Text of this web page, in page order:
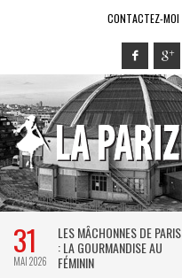
CONTACTEZ-MOI
31
MAI 2026
LES MÂCHONNES DE PARIS
: LA GOURMANDISE AU
FÉMININ